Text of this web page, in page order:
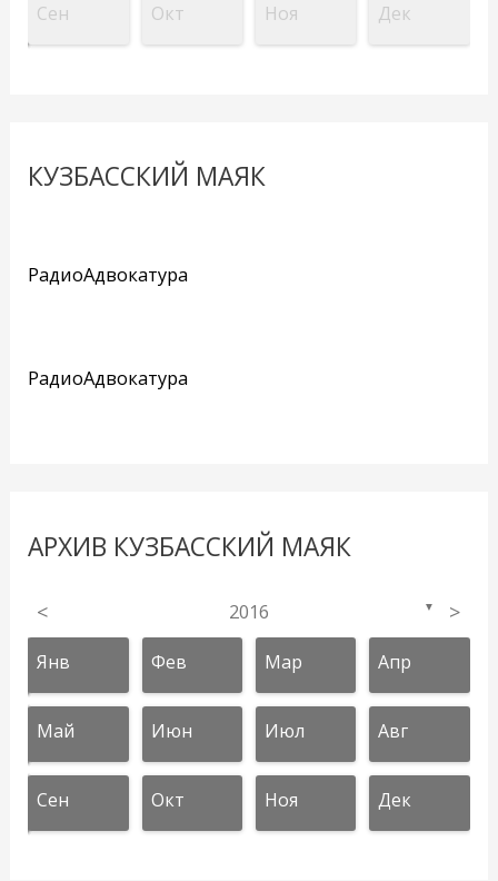
Сен Окт Ноя Дек
КУЗБАССКИЙ МАЯК
РадиоАдвокатура
РадиоАдвокатура
АРХИВ КУЗБАССКИЙ МАЯК
< 2016 ▼ >
Янв Фев Мар Апр
Май Июн Июл Авг
Сен Окт Ноя Дек